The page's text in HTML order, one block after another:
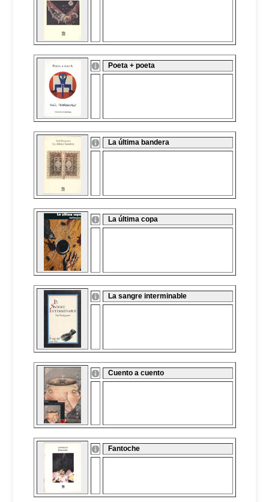
Poeta + poeta
La última bandera
La última copa
La sangre interminable
Cuento a cuento
Fantoche